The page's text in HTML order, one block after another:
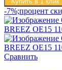
-7%;процент
Сравнить